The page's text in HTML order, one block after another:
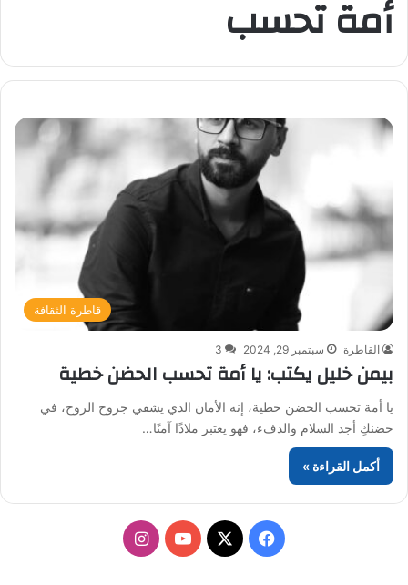
أمة تحسب
قاطرة الثقافة
القاطرة سبتمبر 29, 2024 3
بيمن خليل يكتب: يا أمة تحسب الحضن خطية
يا أمة تحسب الحضن خطية، إنه الأمان الذي يشفي جروح الروح، في
حضنكِ أجد السلام والدفء، فهو يعتبر ملاذًا آمنًا…
أكمل القراءة »
فيسبوك
‫X
‫YouTubeانستقرام